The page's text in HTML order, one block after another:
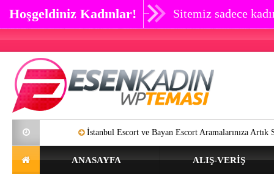
Hoşgeldiniz Kadınlar! Sitemiz sadece
İstanbul Escort ve Bayan Escort Aramalarınıza Artık SON
ANASAYFA ALIŞ-VERIŞ